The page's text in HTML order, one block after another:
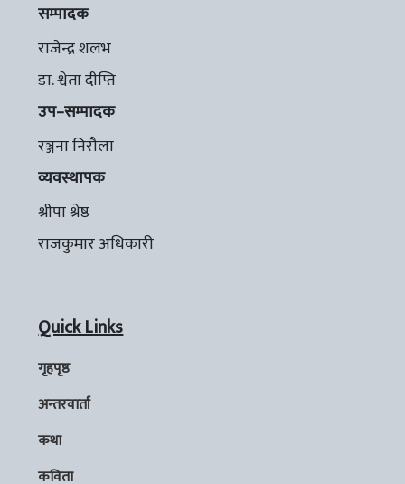
सम्पादक
राजेन्द्र शलभ
डा. श्वेता दीप्ति
उप–सम्पादक
रञ्जना निरौला
व्यवस्थापक
श्रीपा श्रेष्ठ
राजकुमार अधिकारी
Quick Links
गृहपृष्ठ
अन्तरवार्ता
कथा
कविता